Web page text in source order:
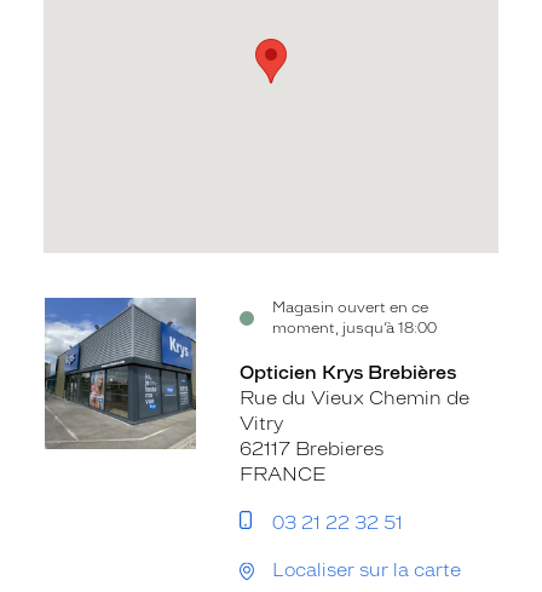
Magasin ouvert en ce
moment, jusqu’à 18:00
la
fiche
Opticien Krys Brebières
Rue du Vieux Chemin de
Vitry
62117 Brebieres
FRANCE
03 21 22 32 51
Localiser sur la carte